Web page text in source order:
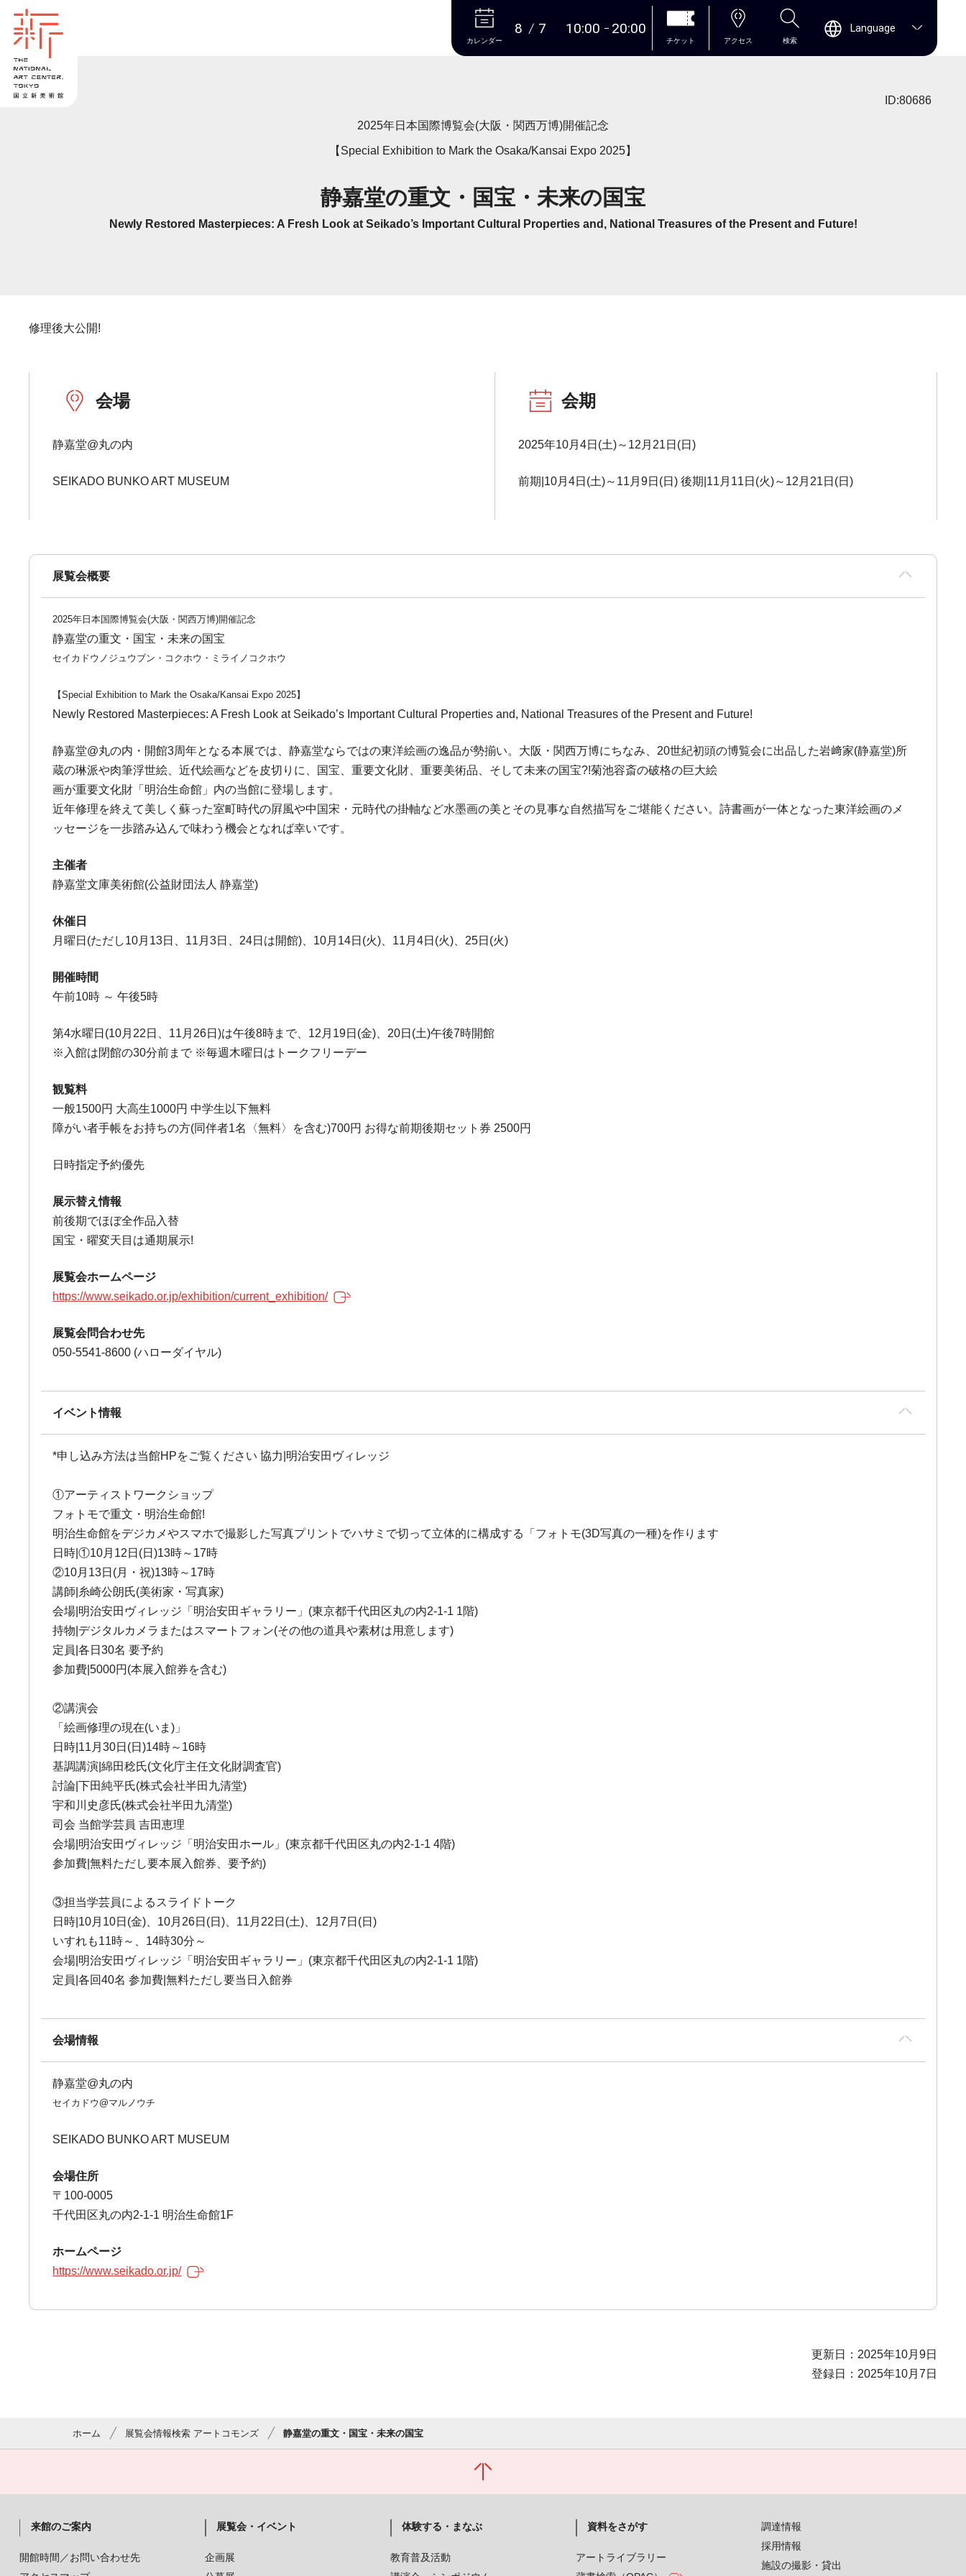
本文へ
カレンダー
8 7 10:00 20:00
チケット アクセス 検索
Language
ID:80686
2025年日本国際博覧会(大阪・関西万博)開催記念
【Special Exhibition to Mark the Osaka/Kansai Expo 2025】
静嘉堂の重文・国宝・未来の国宝
Newly Restored Masterpieces: A Fresh Look at Seikado’s Important Cultural Properties and, National Treasures of the Present and Future!
修理後大公開!
会場
静嘉堂@丸の内
SEIKADO BUNKO ART MUSEUM
会期
2025年10月4日(土)～12月21日(日)
前期|10月4日(土)～11月9日(日) 後期|11月11日(火)～12月21日(日)
展覧会概要
2025年日本国際博覧会(大阪・関西万博)開催記念
静嘉堂の重文・国宝・未来の国宝
セイカドウノジュウブン・コクホウ・ミライノコクホウ
【Special Exhibition to Mark the Osaka/Kansai Expo 2025】
Newly Restored Masterpieces: A Fresh Look at Seikado’s Important Cultural Properties and, National Treasures of the Present and Future!
静嘉堂@丸の内・開館3周年となる本展では、静嘉堂ならではの東洋絵画の逸品が勢揃い。大阪・関西万博にちなみ、20世紀初頭の博覧会に出品した岩﨑家(静嘉堂)所
蔵の琳派や肉筆浮世絵、近代絵画などを皮切りに、国宝、重要文化財、重要美術品、そして未来の国宝?!菊池容斎の破格の巨大絵
画が重要文化財「明治生命館」内の当館に登場します。
近年修理を終えて美しく蘇った室町時代の屛風や中国宋・元時代の掛軸など水墨画の美とその見事な自然描写をご堪能ください。詩書画が一体となった東洋絵画のメ
ッセージを一歩踏み込んで味わう機会となれば幸いです。
主催者
静嘉堂文庫美術館(公益財団法人 静嘉堂)
休催日
月曜日(ただし10月13日、11月3日、24日は開館)、10月14日(火)、11月4日(火)、25日(火)
開催時間
午前10時 ～ 午後5時
第4水曜日(10月22日、11月26日)は午後8時まで、12月19日(金)、20日(土)午後7時開館
※入館は閉館の30分前まで ※毎週木曜日はトークフリーデー
観覧料
一般1500円 大高生1000円 中学生以下無料
障がい者手帳をお持ちの方(同伴者1名〈無料〉を含む)700円 お得な前期後期セット券 2500円
日時指定予約優先
展示替え情報
前後期でほぼ全作品入替
国宝・曜変天目は通期展示!
展覧会ホームページ
https://www.seikado.or.jp/exhibition/current_exhibition/
展覧会問合わせ先
050-5541-8600 (ハローダイヤル)
イベント情報
*申し込み方法は当館HPをご覧ください 協力|明治安田ヴィレッジ
①アーティストワークショップ
フォトモで重文・明治生命館!
明治生命館をデジカメやスマホで撮影した写真プリントでハサミで切って立体的に構成する「フォトモ(3D写真の一種)を作ります
日時|①10月12日(日)13時～17時
②10月13日(月・祝)13時～17時
講師|糸崎公朗氏(美術家・写真家)
会場|明治安田ヴィレッジ「明治安田ギャラリー」(東京都千代田区丸の内2-1-1 1階)
持物|デジタルカメラまたはスマートフォン(その他の道具や素材は用意します)
定員|各日30名 要予約
参加費|5000円(本展入館券を含む)
②講演会
「絵画修理の現在(いま)」
日時|11月30日(日)14時～16時
基調講演|綿田稔氏(文化庁主任文化財調査官)
討論|下田純平氏(株式会社半田九清堂)
宇和川史彦氏(株式会社半田九清堂)
司会 当館学芸員 吉田恵理
会場|明治安田ヴィレッジ「明治安田ホール」(東京都千代田区丸の内2-1-1 4階)
参加費|無料ただし要本展入館券、要予約)
③担当学芸員によるスライドトーク
日時|10月10日(金)、10月26日(日)、11月22日(土)、12月7日(日)
いすれも11時～、14時30分～
会場|明治安田ヴィレッジ「明治安田ギャラリー」(東京都千代田区丸の内2-1-1 1階)
定員|各回40名 参加費|無料ただし要当日入館券
会場情報
静嘉堂@丸の内
セイカドウ@マルノウチ
SEIKADO BUNKO ART MUSEUM
会場住所
〒100-0005
千代田区丸の内2-1-1 明治生命館1F
ホームページ
https://www.seikado.or.jp/
更新日：2025年10月9日
登録日：2025年10月7日
ホーム 展覧会情報検索 アートコモンズ 静嘉堂の重文・国宝・未来の国宝
来館のご案内
開館時間／お問い合わせ先
展覧会・イベント
企画展
体験する・まなぶ
教育普及活動
資料をさがす
アートライブラリー
調達情報
採用情報
施設の撮影・貸出